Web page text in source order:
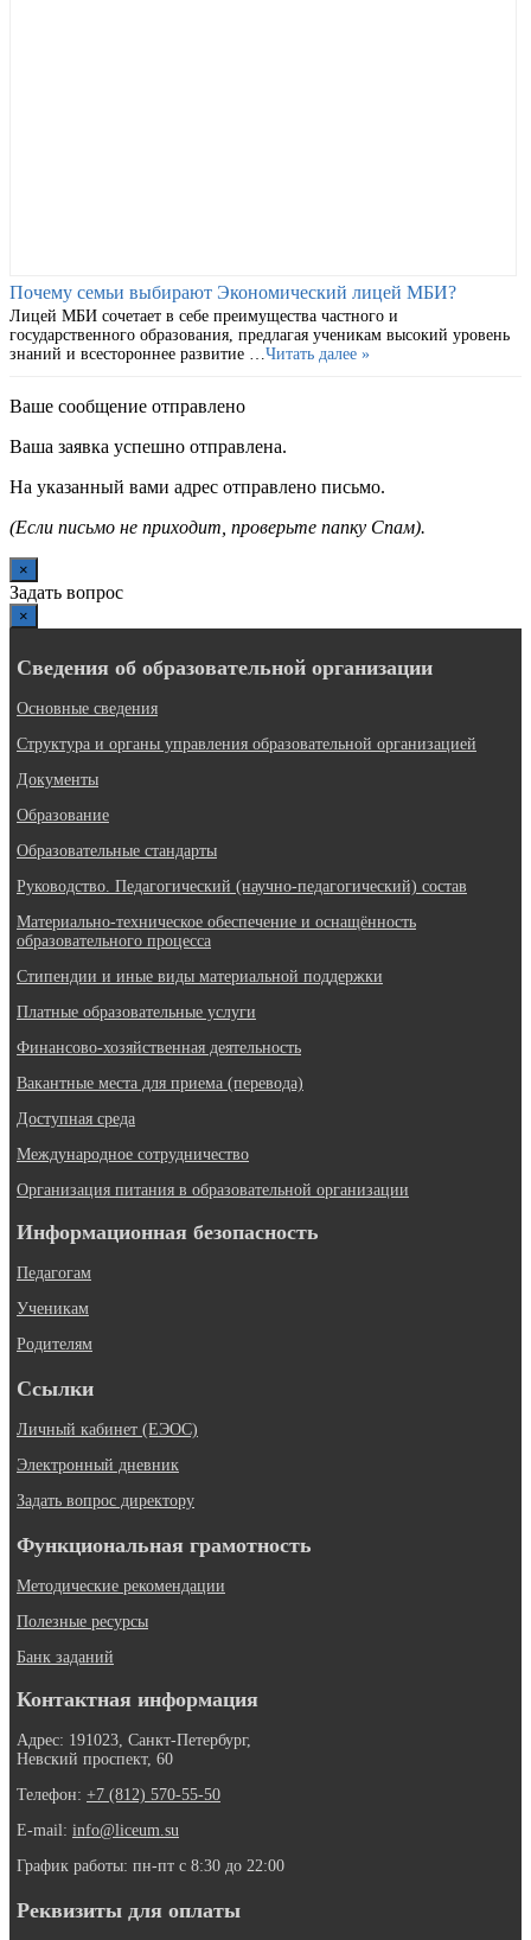
Почему семьи выбирают Экономический лицей МБИ?
Лицей МБИ сочетает в себе преимущества частного и
государственного образования, предлагая ученикам высокий уровень
знаний и всестороннее развитие … Читать далее »
Ваше сообщение отправлено
Ваша заявка успешно отправлена.
На указанный вами адрес отправлено письмо.
(Если письмо не приходит, проверьте папку Спам).
×
Задать вопрос
×
Сведения об образовательной организации
Основные сведения
Структура и органы управления образовательной организацией
Документы
Образование
Образовательные стандарты
Руководство. Педагогический (научно-педагогический) состав
Материально-техническое обеспечение и оснащённость
образовательного процесса
Стипендии и иные виды материальной поддержки
Платные образовательные услуги
Финансово-хозяйственная деятельность
Вакантные места для приема (перевода)
Доступная среда
Международное сотрудничество
Организация питания в образовательной организации
Информационная безопасность
Педагогам
Ученикам
Родителям
Ссылки
Личный кабинет (ЕЭОС)
Электронный дневник
Задать вопрос директору
Функциональная грамотность
Методические рекомендации
Полезные ресурсы
Банк заданий
Контактная информация
Адрес: 191023, Санкт-Петербург,
Невский проспект, 60
Телефон: +7 (812) 570-55-50
E-mail: info@liceum.su
График работы: пн-пт с 8:30 до 22:00
Реквизиты для оплаты